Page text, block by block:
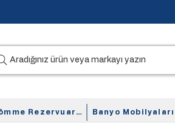
Aradığınız ürün veya markayı yazın
Gömme Rezervuarlar Banyo Mobilyaları